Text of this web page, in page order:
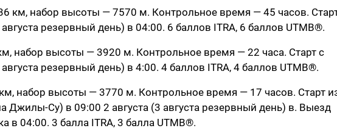
км, набор высоты — 7570 м. Контрольное время — 45 часов.
резервный день) в 04:00. 6 баллов ITRA, 6 баллов UTMB®.
набор высоты — 3920 м. Контрольное время — 22 часа. Старт с
резервный день) в 4:00. 4 баллов ITRA, 4 баллов UTMB®.
набор высоты — 3770 м. Контрольное время — 17 часов. Старт
Джилы-Су) в 09:00 2 августа (3 августа резервный день) в. Выезд
в 04:00. 3 балла ITRA, 3 балла UTMB®.